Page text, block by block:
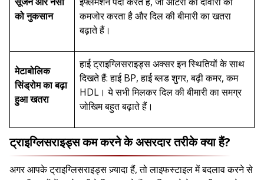
को नुकसान
कमजोर करता है और दिल की बीमारी का खतरा
बढ़ाते हैं।
मेटाबोलिक
सिंड्रोम का बढ़ा
हुआ खतरा
हाई ट्राइग्लिसराइड्स अक्सर इन स्थितियों के साथ
दिखते हैं: हाई BP, हाई ब्लड शुगर, बढ़ी कमर, कम
HDL। ये सभी मिलकर दिल की बीमारी का समग्र
जोखिम बहुत बढ़ाते हैं।
ट्राइग्लिसराइड्स कम करने के असरदार तरीके क्या हैं?
अगर आपके ट्राइग्लिसराइड्स ज़्यादा हैं, तो लाइफस्टाइल में बदलाव करने से